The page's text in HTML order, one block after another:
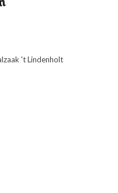
't Lindenholt